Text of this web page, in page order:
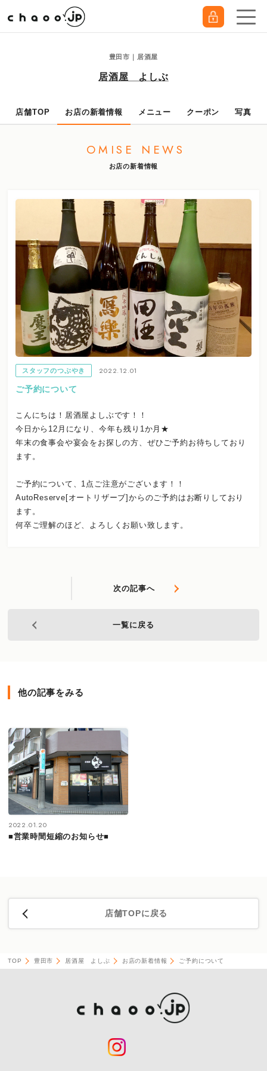
豊田市｜居酒屋
居酒屋 よしぶ
店舗TOP お店の新着情報 メニュー クーポン 写真
OMISE NEWS
お店の新着情報
スタッフのつぶやき
2022.12.01
ご予約について
こんにちは！居酒屋よしぶです！！
今日から12月になり、今年も残り1か月★
年末の食事会や宴会をお探しの方、ぜひご予約お待ちしており
ます。
ご予約について、1点ご注意がございます！！
AutoReserve[オートリザーブ]からのご予約はお断りしており
ます。
何卒ご理解のほど、よろしくお願い致します。
次の記事へ
一覧に戻る
他の記事をみる
2022.01.20
■営業時間短縮のお知らせ■
店舗TOPに戻る
TOP 豊田市 居酒屋 よしぶ お店の新着情報 ご予約について